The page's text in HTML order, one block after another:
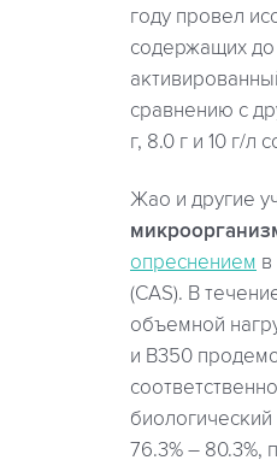
году провел
содержащих до
сравнению с
г, 8.0 г и 10 г/л
Жао и другие
опреснением
(CAS). В
объемной
и B350
76.3% – 80.3%,